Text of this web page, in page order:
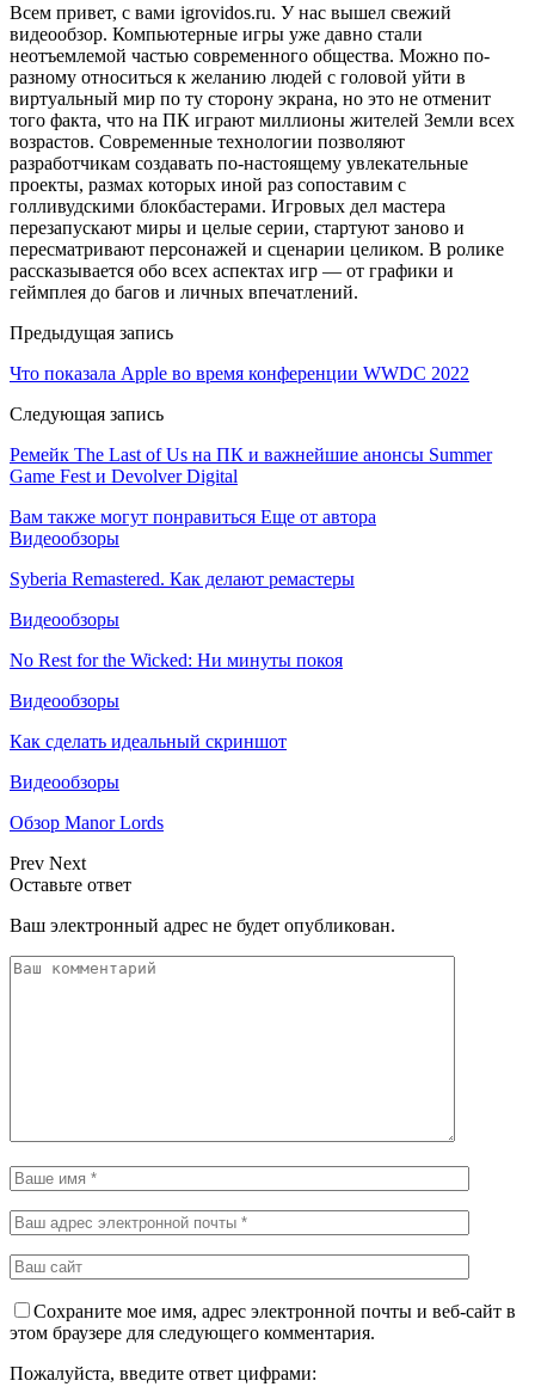
Всем привет, с вами igrovidos.ru. У нас вышел свежий
видеообзор. Компьютерные игры уже давно стали
неотъемлемой частью современного общества. Можно по-
разному относиться к желанию людей с головой уйти в
виртуальный мир по ту сторону экрана, но это не отменит
того факта, что на ПК играют миллионы жителей Земли всех
возрастов. Современные технологии позволяют
разработчикам создавать по-настоящему увлекательные
проекты, размах которых иной раз сопоставим с
голливудскими блокбастерами. Игровых дел мастера
перезапускают миры и целые серии, стартуют заново и
пересматривают персонажей и сценарии целиком. В ролике
рассказывается обо всех аспектах игр — от графики и
геймплея до багов и личных впечатлений.
Предыдущая запись
Что показала Apple во время конференции WWDC 2022
Следующая запись
Ремейк The Last of Us на ПК и важнейшие анонсы Summer
Game Fest и Devolver Digital
Вам также могут понравиться Еще от автора
Видеообзоры
Syberia Remastered. Как делают ремастеры
Видеообзоры
No Rest for the Wicked: Ни минуты покоя
Видеообзоры
Как сделать идеальный скриншот
Видеообзоры
Обзор Manor Lords
Prev Next
Оставьте ответ
Ваш электронный адрес не будет опубликован.
Сохраните мое имя, адрес электронной почты и веб-сайт в
этом браузере для следующего комментария.
Пожалуйста, введите ответ цифрами: